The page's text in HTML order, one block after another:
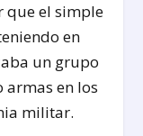
que el simple
en
un grupo
en los
militar.